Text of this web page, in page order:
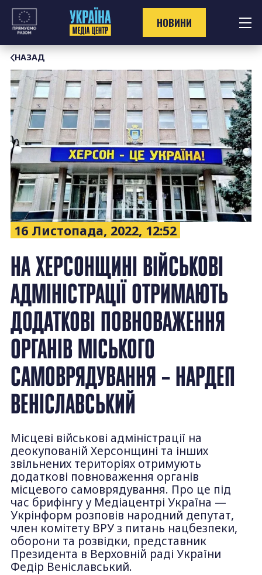
Перейти
контенту
НОВИНИ
НАЗАД
16 Листопада, 2022, 12:52
НА ХЕРСОНЩИНІ ВІЙСЬКОВІ
АДМІНІСТРАЦІЇ ОТРИМАЮТЬ
ДОДАТКОВІ ПОВНОВАЖЕННЯ
ОРГАНІВ МІСЬКОГО
САМОВРЯДУВАННЯ – НАРДЕП
ВЕНІСЛАВСЬКИЙ
Місцеві військові адміністрації на
деокупованій Херсонщині та інших
звільнених територіях отримують
додаткові повноваження органів
місцевого самоврядування. Про це під
час брифінгу у Медіацентрі Україна —
Укрінформ розповів народний депутат,
член комітету ВРУ з питань нацбезпеки,
оборони та розвідки, представник
Президента в Верховній раді України
Федір Веніславський.